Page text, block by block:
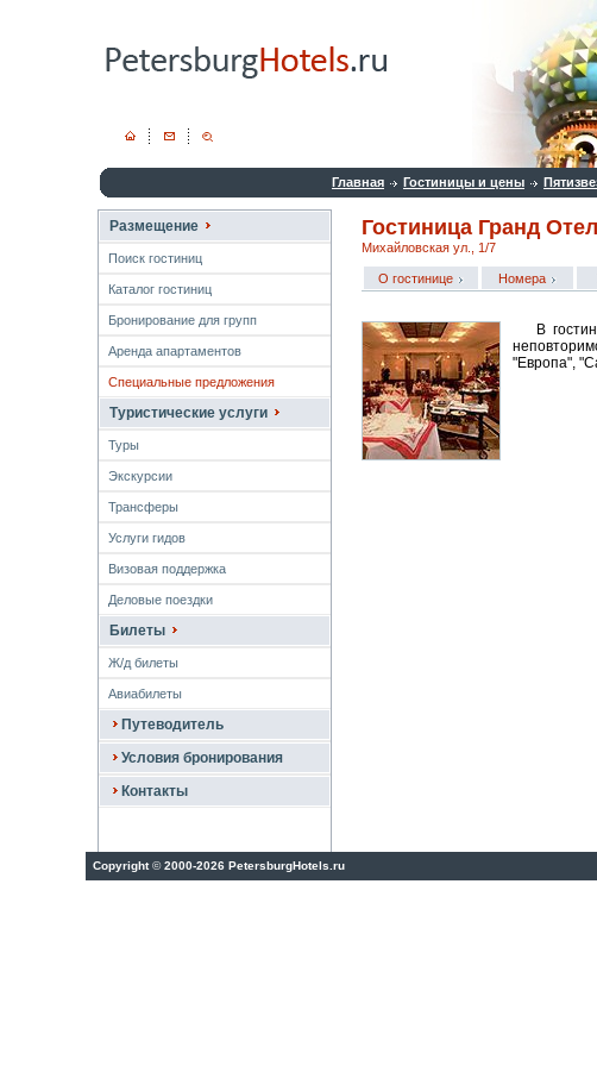
Главная Гостиницы и цены
Размещение
Поиск гостиниц
Каталог гостиниц
Бронирование для групп
Аренда апартаментов
Специальные предложения
Туристические услуги
Туры
Экскурсии
Трансферы
Услуги гидов
Визовая поддержка
Деловые поездки
Билеты
Ж/д билеты
Авиабилеты
Путеводитель
Условия бронирования
Контакты
Гостиница Гранд
Михайловская ул., 1/7
О гостинице Номера
В
"Европа",
Copyright©2000-2026 PetersburgHotels.ru